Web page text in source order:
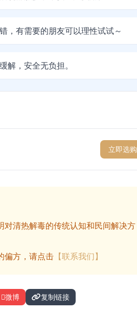
，有需要的朋友可以理性试试～
解，安全无负担。
立即选购
清热解毒的传统认知和民间解决方
偏方，请点击 【联系我们】
微博 复制链接